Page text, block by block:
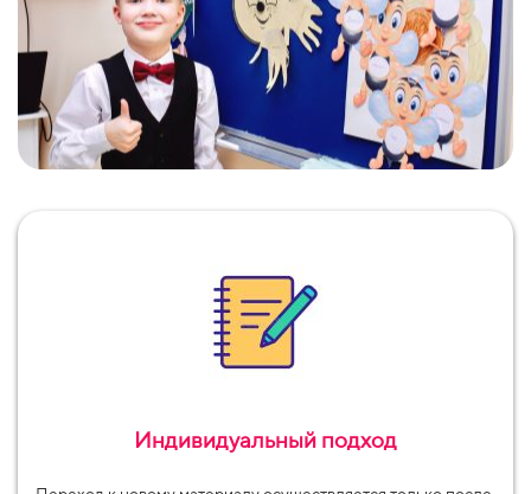
Индивидуальный подход